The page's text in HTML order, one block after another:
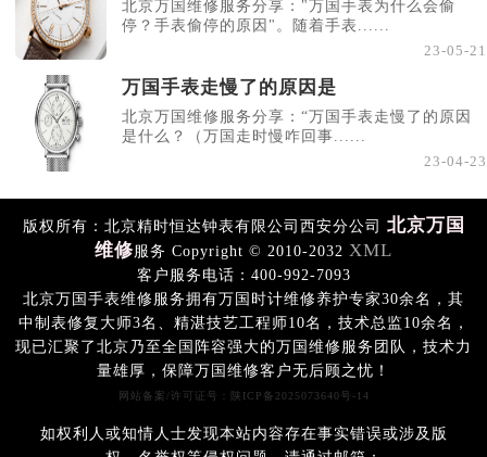
北京万国维修服务分享："万国手表为什么会偷
停？手表偷停的原因"。随着手表......
23-05-21
万国手表走慢了的原因是
北京万国维修服务分享：“万国手表走慢了的原因
是什么？（万国走时慢咋回事......
23-04-23
版权所有：北京精时恒达钟表有限公司西安分公司 北京万国
维修服务 Copyright © 2010-2032 XML
客户服务电话：400-992-7093
北京万国手表维修服务拥有万国时计维修养护专家30余名，其
中制表修复大师3名、精湛技艺工程师10名，技术总监10余名，
现已汇聚了北京乃至全国阵容强大的万国维修服务团队，技术力
量雄厚，保障万国维修客户无后顾之忧！
网站备案/许可证号：陕ICP备2025073640号-14
如权利人或知情人士发现本站内容存在事实错误或涉及版